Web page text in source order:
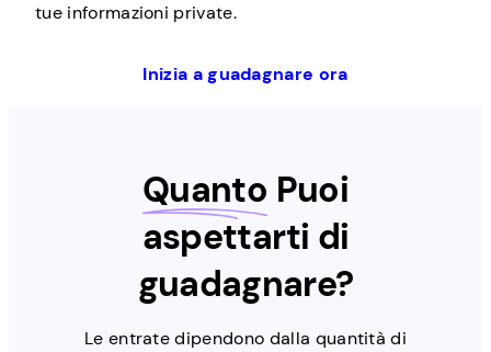
tue informazioni private.
Inizia a guadagnare ora
Quanto Puoi
aspettarti di
guadagnare?
Le entrate dipendono dalla quantità di